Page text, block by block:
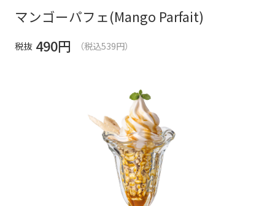
マンゴーパフェ(Mango Parfait)
税抜 490円 （税込539円）